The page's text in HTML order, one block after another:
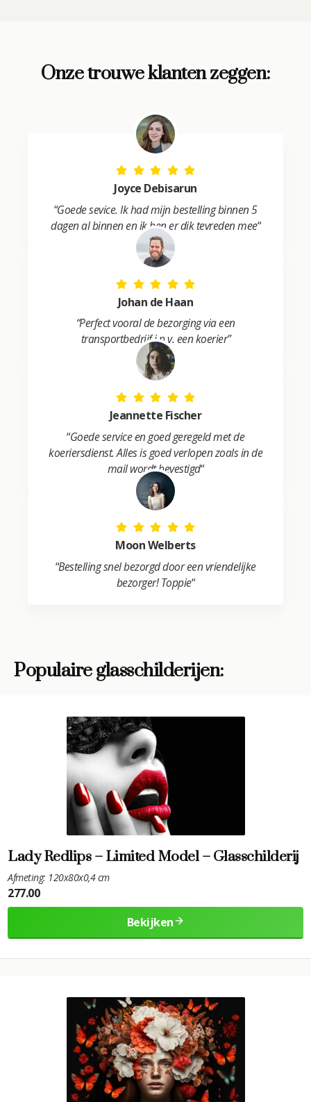
Onze trouwe klanten zeggen:
Joyce Debisarun
“Goede sevice. Ik had mijn bestelling binnen 5
dagen al binnen en ik ben er dik tevreden mee“
Johan de Haan
“Perfect vooral de bezorging via een
transportbedrijf i.p.v. een koerier”
Jeannette Fischer
“Goede service en goed geregeld met de
koeriersdienst. Alles is goed verlopen zoals in de
mail wordt bevestigd“
Moon Welberts
“Bestelling snel bezorgd door een vriendelijke
bezorger! Toppie“
Populaire glasschilderijen:
Lady Redlips – Limited Model – Glasschilderij
Afmeting: 120x80x0,4 cm
277.00
Bekijken